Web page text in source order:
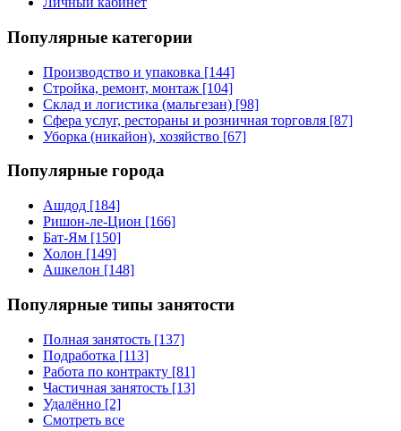
Популярные категории
Производство и упаковка [144]
Стройка, ремонт, монтаж [104]
Склад и логистика (мальгезан) [98]
Сфера услуг, рестораны и розничная торговля [87]
Уборка (никайон), хозяйство [67]
Популярные города
Ашдод [184]
Ришон-ле-Цион [166]
Бат-Ям [150]
Холон [149]
Ашкелон [148]
Популярные типы занятости
Полная занятость [137]
Подработка [113]
Работа по контракту [81]
Частичная занятость [13]
Удалённо [2]
Смотреть все